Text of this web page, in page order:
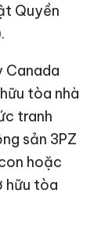
Quyền
Canada
tòa nhà
tranh
sản 3PZ
hoặc
hữu tòa